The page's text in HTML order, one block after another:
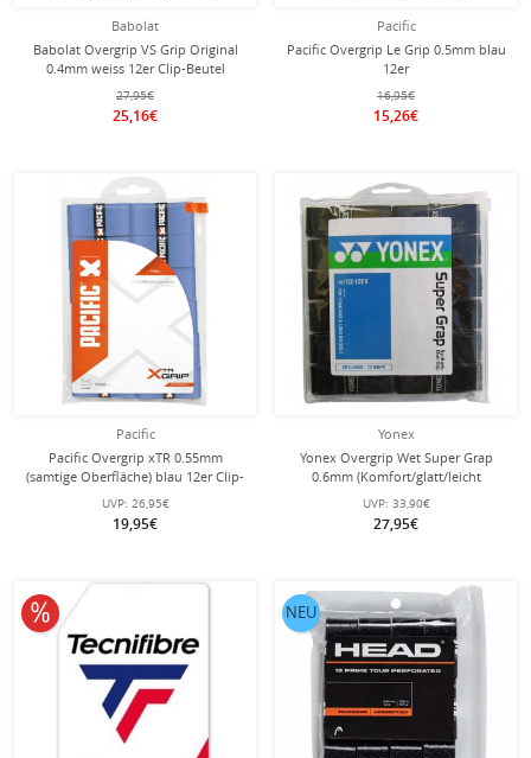
Babolat
Babolat Overgrip VS Grip Original
0.4mm weiss 12er Clip-Beutel
27,95€
25,16€
Pacific
Pacific Overgrip Le Grip 0.5mm blau
12er
16,95€
15,26€
Pacific
Pacific Overgrip xTR 0.55mm
(samtige Oberfläche) blau 12er Clip-
Beutel
UVP: 26,95€
19,95€
Yonex
Yonex Overgrip Wet Super Grap
0.6mm (Komfort/glatt/leicht
haftend) schwarz 12er Clip-Beutel
UVP: 33,90€
27,95€
10% reduziert NEU